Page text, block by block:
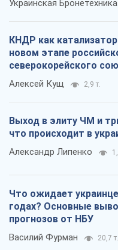
Украинская Бронетехника
КНДР как
новом этапе
северокорейского
Алексей Кущ 2,9 т.
Выход в элиту ЧМ и
что происходит в
Александр Липенко
Что ожидает
годах? Основные
прогнозов от НБУ
Василий Фурман 20,7 т.